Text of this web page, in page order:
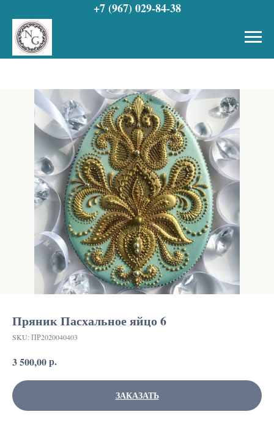
+7 (967) 029-84-38
Пряник Пасхальное яйцо 6
SKU: ПР2020040403
3 500,00р.
ЗАКАЗАТЬ